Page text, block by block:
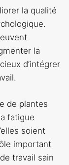
la qualité
la
d’intégrer
de plantes
fatigue
soient
important
travail sain